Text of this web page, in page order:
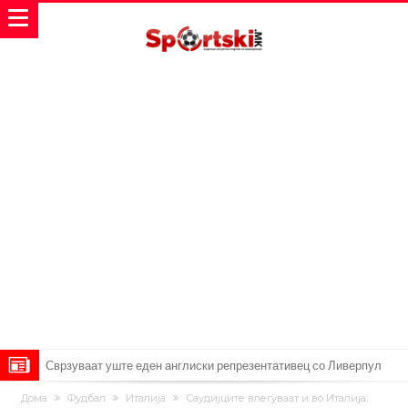
Сврзуваат уште еден англиски репрезентативец со Ливерпул
Замена за Влаховиќ: Напаѓачот на Манчестер доаѓа во Јувентус!
Дома Фудбал Италија
Саудијците влегуваат и во Италија: